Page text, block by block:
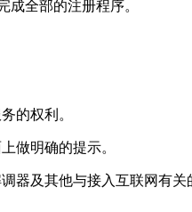
全部的注册程序。
的权利。
做明确的提示。
器及其他与接入互联网有